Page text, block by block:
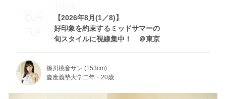
8.4
Tue
【2026年8月(1／8)】
好印象を約束するミッドサマーの
旬スタイルに視線集中！ ＠東京
Theme
篠川桃音サン (153cm)
慶應義塾大学二年・20歳